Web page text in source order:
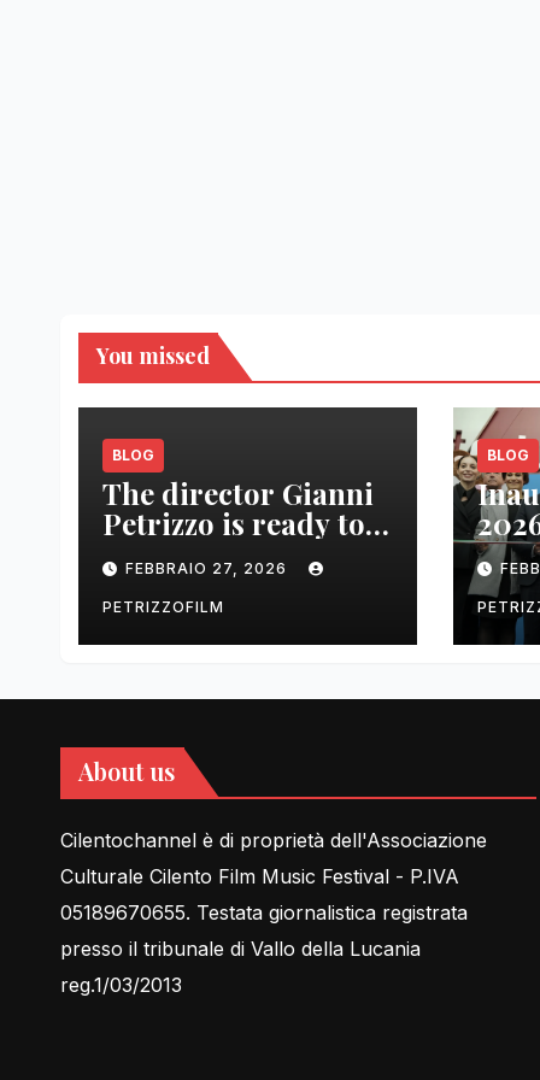
You missed
BLOG
The director Gianni
Petrizzo is ready to
tell Lessons in Love
FEBBRAIO 27, 2026
PETRIZZOFILM
BLOG
About us
Cilentochannel è di proprietà dell'Associazione
Culturale Cilento Film Music Festival - P.IVA
05189670655. Testata giornalistica registrata
presso il tribunale di Vallo della Lucania
reg.1/03/2013